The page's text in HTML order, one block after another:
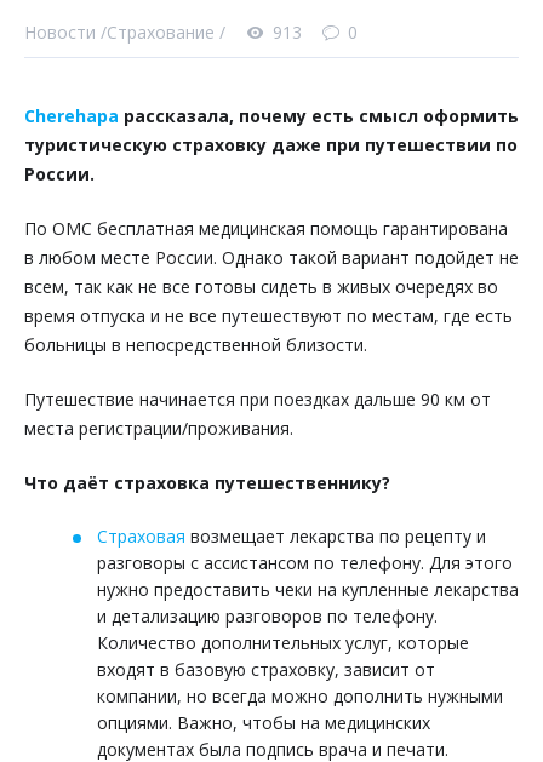
Новости /Страхование / 913 0
Cherehapa рассказала, почему есть смысл оформить
туристическую страховку даже при путешествии по
России.
По ОМС бесплатная медицинская помощь гарантирована
в любом месте России. Однако такой вариант подойдет не
всем, так как не все готовы сидеть в живых очередях во
время отпуска и не все путешествуют по местам, где есть
больницы в непосредственной близости.
Путешествие начинается при поездках дальше 90 км от
места регистрации/проживания.
Что даёт страховка путешественнику?
Страховая возмещает лекарства по рецепту и
разговоры с ассистансом по телефону. Для этого
нужно предоставить чеки на купленные лекарства
и детализацию разговоров по телефону.
Количество дополнительных услуг, которые
входят в базовую страховку, зависит от
компании, но всегда можно дополнить нужными
опциями. Важно, чтобы на медицинских
документах была подпись врача и печати.